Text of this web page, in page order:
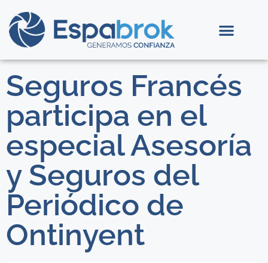
Seguros Francés
participa en el
especial Asesoría
y Seguros del
Periódico de
Ontinyent